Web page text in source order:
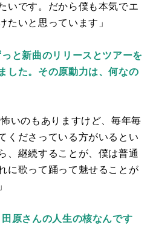
いです。だから僕も本気でエ
たいと思っています」
と新曲のリリースとツアーを
した。その原動力は、何なの
いのもありますけど、毎年毎
くださっている方がいるとい
、継続することが、僕は普通
に歌って踊って魅せることが
原さんの人生の核なんです